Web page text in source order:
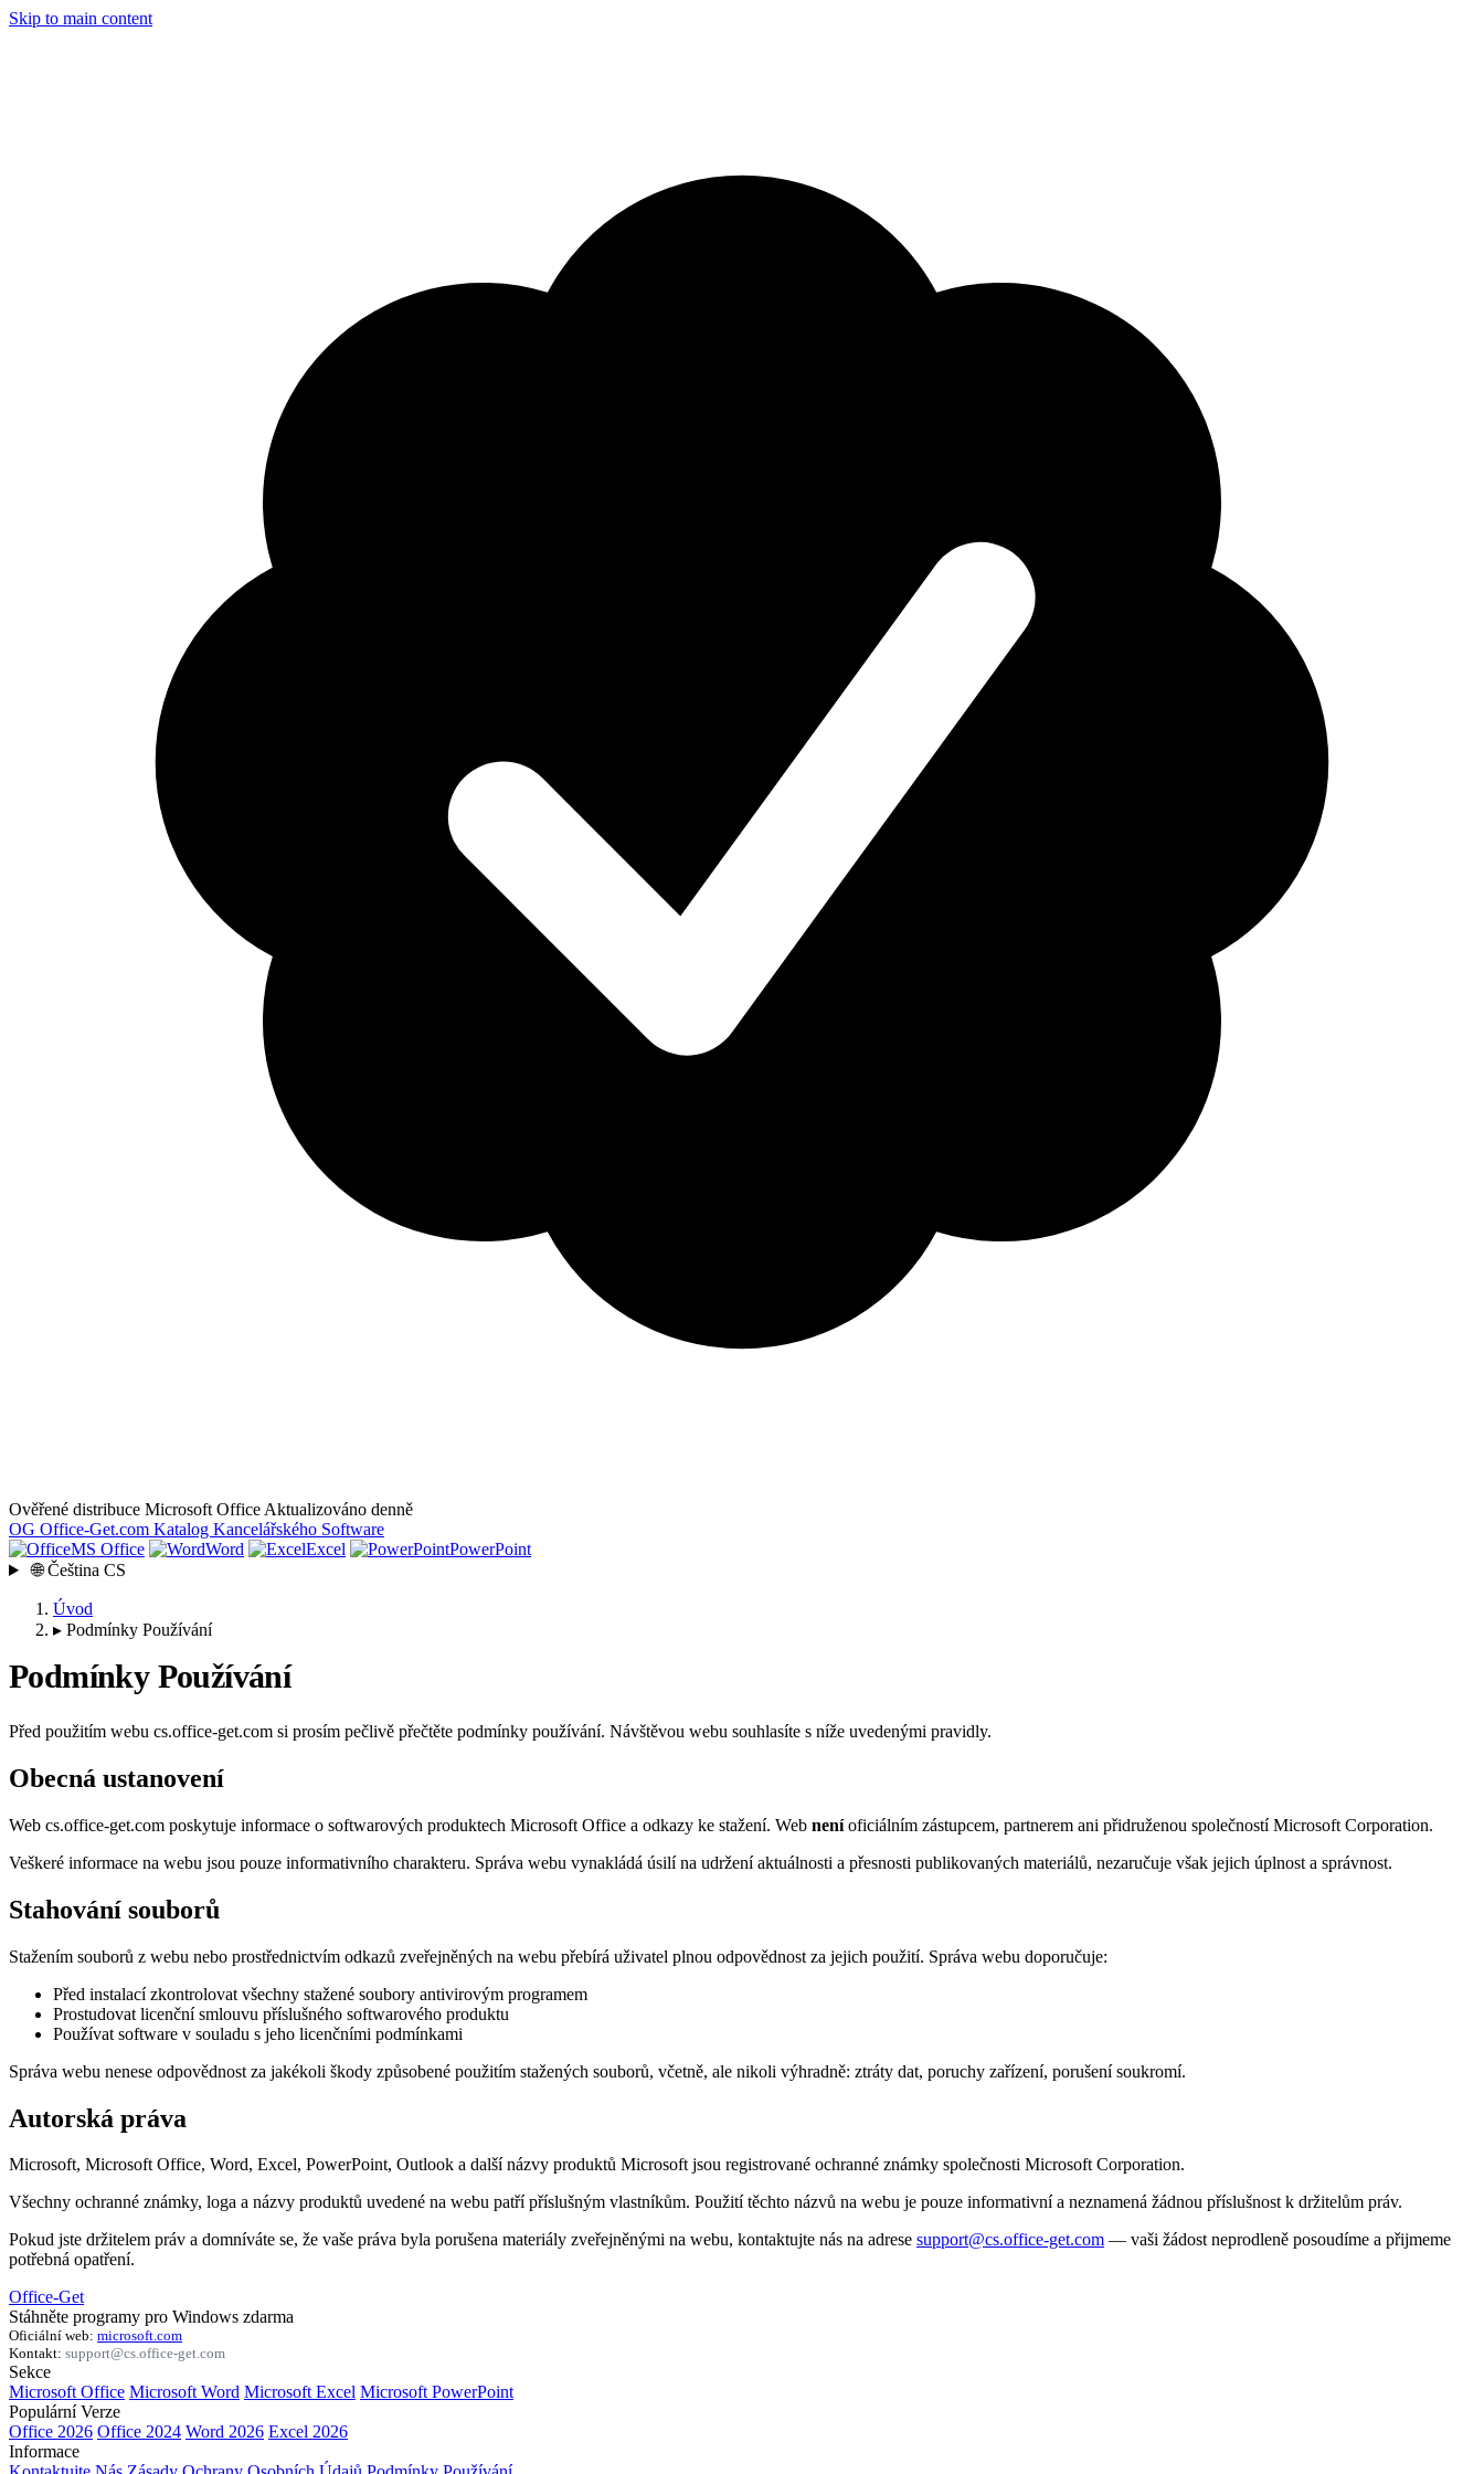
Skip to main content
Ověřené distribuce Microsoft Office Aktualizováno denně
OG Office-Get.com Katalog Kancelářského Software
MS Office
Word Excel
PowerPoint
🌐 Čeština CS
Úvod
▸ Podmínky Používání
Podmínky Používání
Před použitím webu cs.office-get.com si prosím pečlivě přečtěte podmínky používání. Návštěvou webu souhlasíte s níže uvedenými pravidly.
Obecná ustanovení
Web cs.office-get.com poskytuje informace o softwarových produktech Microsoft Office a odkazy ke stažení. Web neníoficiálním zástupcem, partnerem ani přidruženou společností Microsoft Corporation.
Veškeré informace na webu jsou pouze informativního charakteru. Správa webu vynakládá úsilí na udržení aktuálnosti a přesnosti publikovaných materiálů, nezaručuje však jejich úplnost a správnost.
Stahování souborů
Stažením souborů z webu nebo prostřednictvím odkazů zveřejněných na webu přebírá uživatel plnou odpovědnost za jejich použití. Správa webu doporučuje:
Před instalací zkontrolovat všechny stažené soubory antivirovým programem
Prostudovat licenční smlouvu příslušného softwarového produktu
Používat software v souladu s jeho licenčními podmínkami
Správa webu nenese odpovědnost za jakékoli škody způsobené použitím stažených souborů, včetně, ale nikoli výhradně: ztráty dat, poruchy zařízení, porušení soukromí.
Autorská práva
Microsoft, Microsoft Office, Word, Excel, PowerPoint, Outlook a další názvy produktů Microsoft jsou registrované ochranné známky společnosti Microsoft Corporation.
Všechny ochranné známky, loga a názvy produktů uvedené na webu patří příslušným vlastníkům. Použití těchto názvů na webu je pouze informativní a neznamená žádnou příslušnost k držitelům práv.
Pokud jste držitelem práv a domníváte se, že vaše práva byla porušena materiály zveřejněnými na webu, kontaktujte nás na adrese support@cs.office-get.com — vaši žádost neprodleně posoudíme a přijmeme
potřebná opatření.
Office-Get
Stáhněte programy pro Windows zdarma
Oficiální web: microsoft.com
Kontakt: support@cs.office-get.com
Sekce
Microsoft Office Microsoft Word Microsoft Excel Microsoft PowerPoint
Populární Verze
Office 2026 Office 2024 Word 2026 Excel 2026
Informace